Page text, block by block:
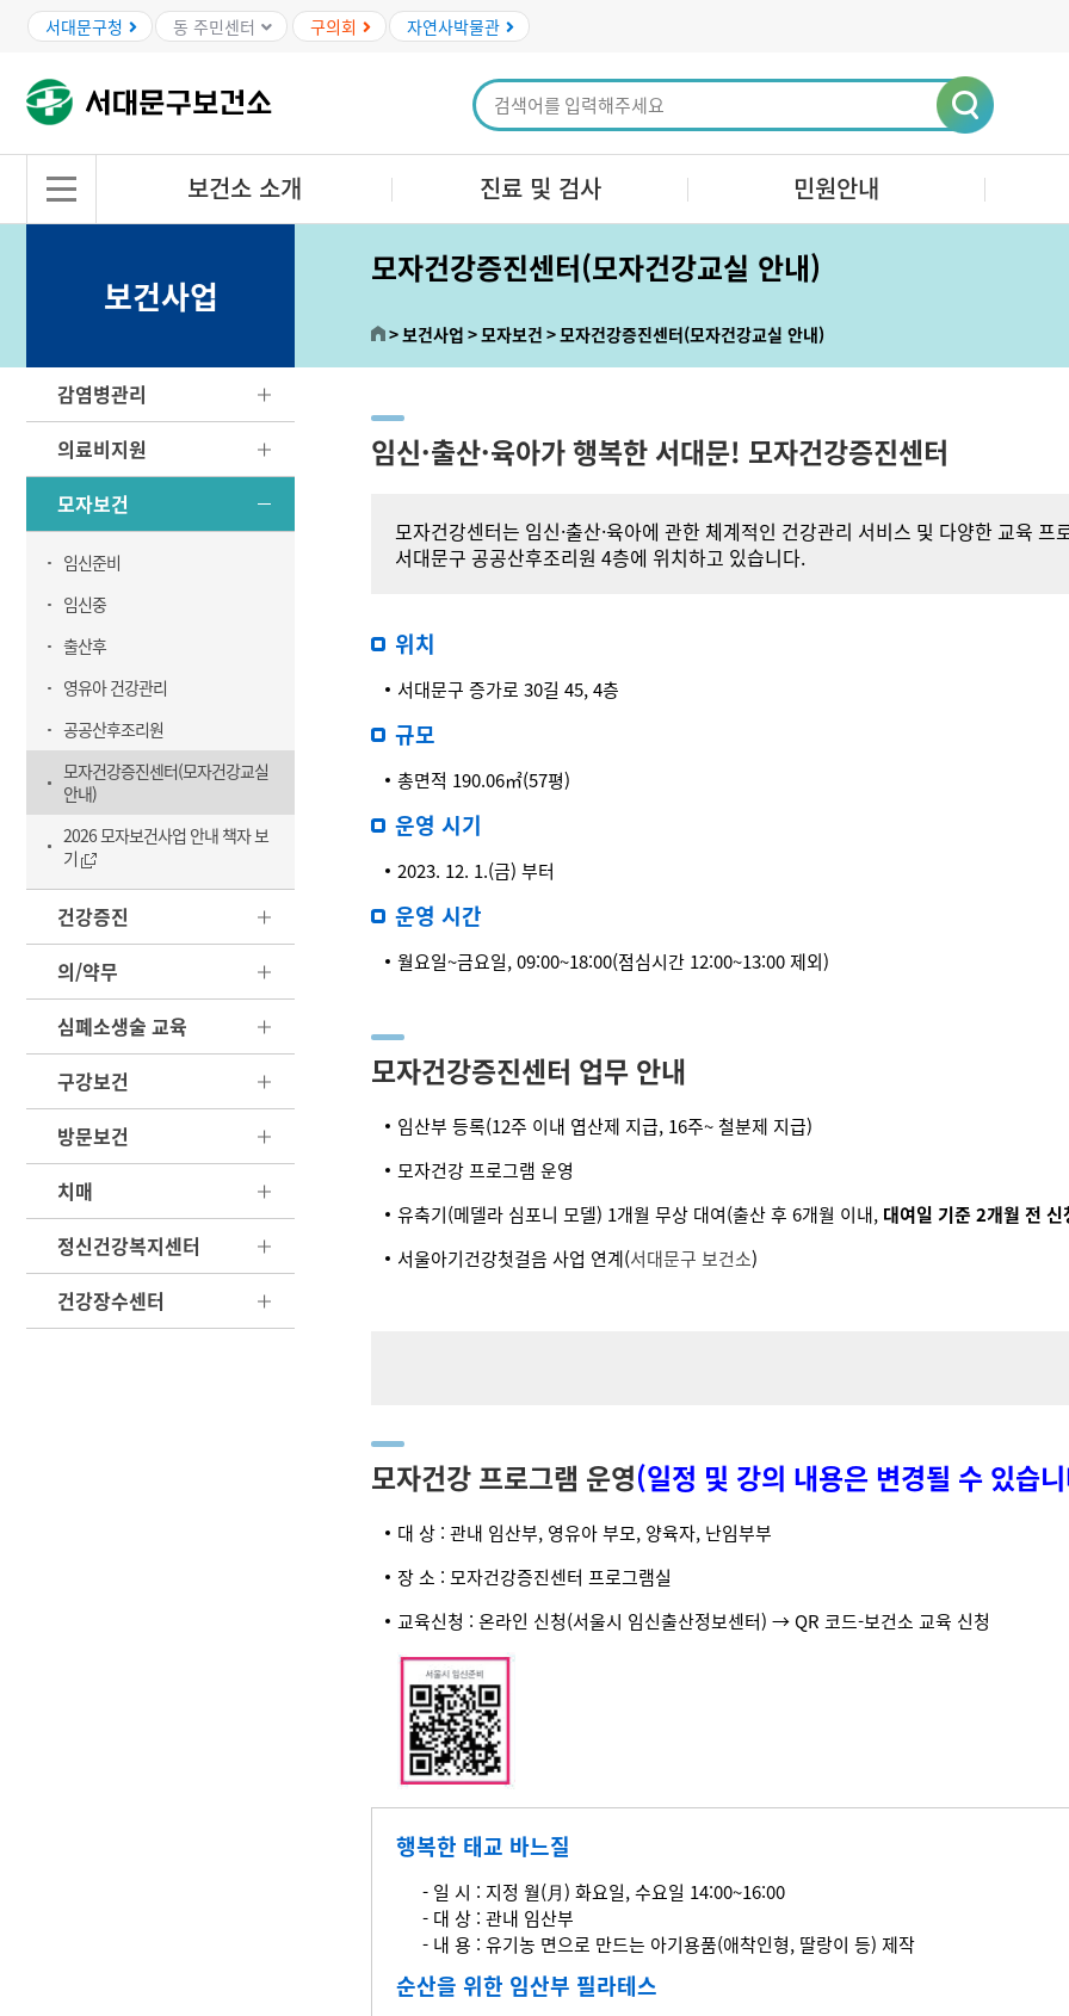
본문바로가기
서대문구청 동 주민센터 구의회 자연사박물관
보건소 소개 진료 및 검사 민원안내
보건사업
감염병관리
의료비지원
모자보건
임신준비
임신중
출산후
영유아 건강관리
공공산후조리원
모자건강증진센터(모자건강교실
안내)
2026 모자보건사업 안내 책자 보
기
건강증진
의/약무
심폐소생술 교육
구강보건
방문보건
치매
정신건강복지센터
건강장수센터
모자건강증진센터(모자건강교실 안내)
보건사업 모자보건 모자건강증진센터(모자건강교실 안내)
임신·출산·육아가 행복한 서대문! 모자건강증진센터
모자건강센터는 임신·출산·육아에 관한 체계적인 건강관리 서비스 및 다양한 교육
서대문구 공공산후조리원 4층에 위치하고 있습니다.
위치
서대문구 증가로 30길 45, 4층
규모
총면적 190.06㎡(57평)
운영 시기
2023. 12. 1.(금) 부터
운영 시간
월요일~금요일, 09:00~18:00(점심시간 12:00~13:00 제외)
모자건강증진센터 업무 안내
임산부 등록(12주 이내 엽산제 지급, 16주~ 철분제 지급)
모자건강 프로그램 운영
유축기(메델라 심포니 모델) 1개월 무상 대여(출산 후 6개월 이내, 대여일 기준 2개월 전 신
서울아기건강첫걸음 사업 연계(서대문구 보건소)
모자건강 프로그램 운영(일정 및 강의 내용은 변경될 수 있습
대 상 : 관내 임산부, 영유아 부모, 양육자, 난임부부
장 소 : 모자건강증진센터 프로그램실
교육신청 : 온라인 신청(서울시 임신출산정보센터) → QR 코드-보건소 교육 신청
행복한 태교 바느질
- 일 시 : 지정 월(月) 화요일, 수요일 14:00~16:00
- 대 상 : 관내 임산부
- 내 용 : 유기농 면으로 만드는 아기용품(애착인형, 딸랑이 등) 제작
순산을 위한 임산부 필라테스